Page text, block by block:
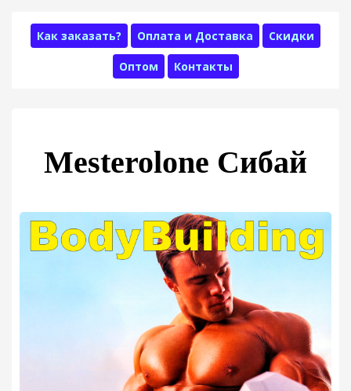
Как заказать? Оплата и Доставка Скидки
Оптом Контакты
Mesterolone Сибай